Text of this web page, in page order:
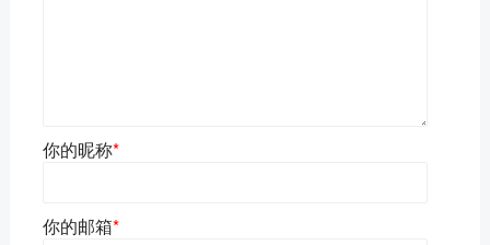
你的昵称*
你的邮箱*